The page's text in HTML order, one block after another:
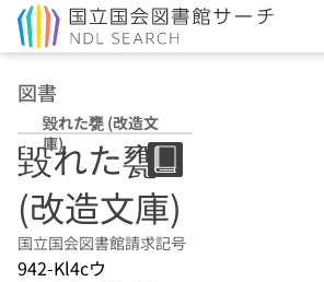
図書
毀れた甕 (改造文
庫)
毀れた甕
(改造文庫)
国立国会図書館請求記号
942-Kl4cウ